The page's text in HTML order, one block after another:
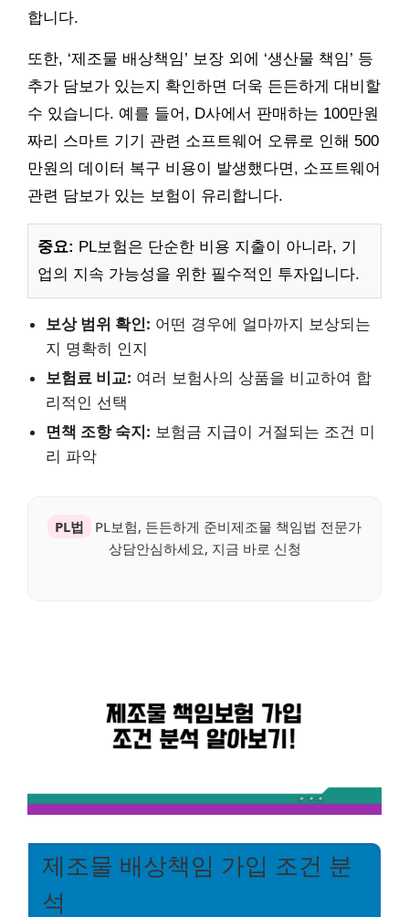
합니다.
또한, ‘제조물 배상책임’ 보장 외에 ‘생산물 책임’ 등
추가 담보가 있는지 확인하면 더욱 든든하게 대비할
수 있습니다. 예를 들어, D사에서 판매하는 100만원
짜리 스마트 기기 관련 소프트웨어 오류로 인해 500
만원의 데이터 복구 비용이 발생했다면, 소프트웨어
관련 담보가 있는 보험이 유리합니다.
중요: PL보험은 단순한 비용 지출이 아니라, 기
업의 지속 가능성을 위한 필수적인 투자입니다.
보상 범위 확인: 어떤 경우에 얼마까지 보상되는
지 명확히 인지
보험료 비교: 여러 보험사의 상품을 비교하여 합
리적인 선택
면책 조항 숙지: 보험금 지급이 거절되는 조건 미
리 파악
PL법
PL보험, 든든하게 준비제조물 책임법 전문가
상담안심하세요, 지금 바로 신청
제조물 배상책임 가입 조건 분
석